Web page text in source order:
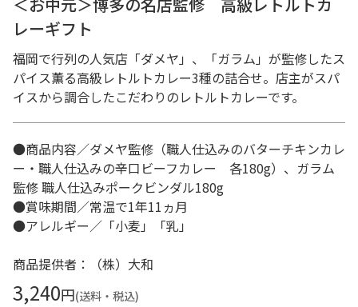
レーギフト
福岡で行列の人気店「ダメヤ」、「ガラム」が監修したス
パイス薫る高級レトルトカレー3種の詰合せ。店主がスパ
イスから調合したこだわりのレトルトカレーです。
●商品内容／ダメヤ監修（職人仕込みのバターチキンカレ
ー・職人仕込みの辛口ビーフカレー 各180g）、ガラム
監修 職人仕込みポークビンダル180g
●賞味期間／常温で1年11ヵ月
●アレルギー／「小麦」「乳」
商品提供者：（株）大和
3,240円(送料・税込)